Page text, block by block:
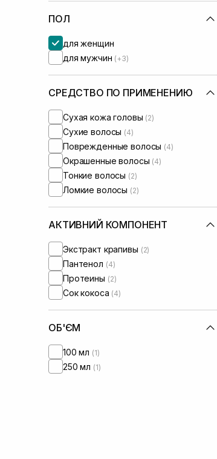
ПОЛ
для женщин
для мужчин (+3)
СРЕДСТВО ПО ПРИМЕНЕНИЮ
Сухая кожа головы (2)
Сухие волосы (4)
Поврежденные волосы (4)
Окрашенные волосы (4)
Тонкие волосы (2)
Ломкие волосы (2)
АКТИВНИЙ КОМПОНЕНТ
Экстракт крапивы (2)
Пантенол (4)
Протеины (2)
Сок кокоса (4)
ОБ'ЄМ
100 мл (1)
250 мл (1)